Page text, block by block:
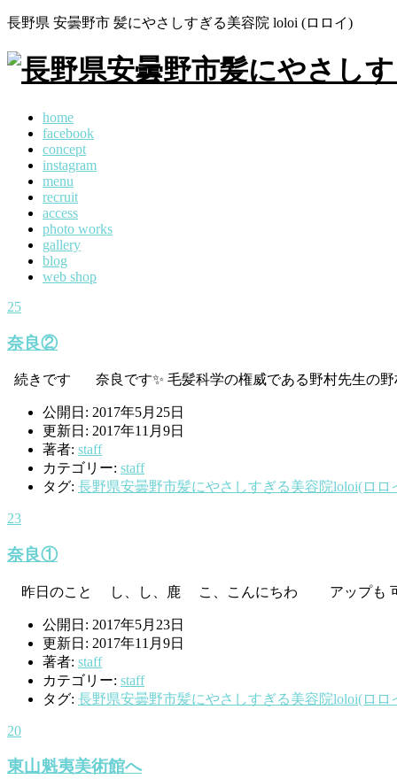
長野県 安曇野市 髪にやさしすぎる美容院 loloi (ロロイ)
home
facebook
concept
instagram
menu
recruit
access
photo works
gallery
blog
web shop
25
奈良②
続きです 奈良です✨ 毛髪科学の権威である野村先生の野
公開日: 2017年5月25日
更新日: 2017年11月9日
著者: staff
カテゴリー: staff
タグ: 長野県安曇野市髪にやさしすぎる美容院loloi(ロロ
23
奈良①
昨日のこと し、し、鹿 こ、こんにちわ アップも
公開日: 2017年5月23日
更新日: 2017年11月9日
著者: staff
カテゴリー: staff
タグ: 長野県安曇野市髪にやさしすぎる美容院loloi(ロロ
20
東山魁夷美術館へ